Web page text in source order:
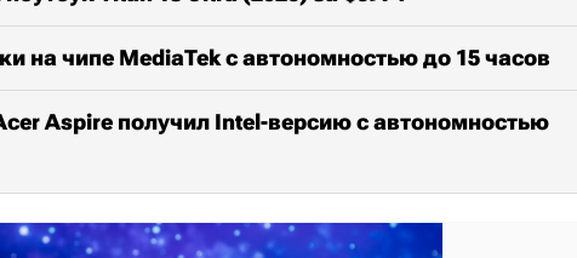
на чипе MediaTek с автономностью до 15 часов
Aspire получил Intel-версию с автономностью